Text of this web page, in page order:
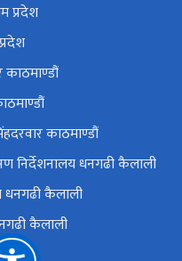
प्रदेश
काठमाण्डौं
काठमाण्डौं
निर्देशनालय धनगढी कैलाली
धनगढी कैलाली
कैलाली